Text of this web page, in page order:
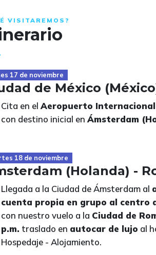
VISITAREMOS?
17 de noviembre
de México
Cita en elAeropuerto Internacional
con destino inicial enÁmsterdam
18 de noviembre
(Holanda) -
Llegada a la Ciudad de Ámsterdam al
cuenta propia en grupo al centro
con nuestro vuelo a la Ciudad de
p.m. traslado en autocar de lujo al
Hospedaje - Alojamiento.